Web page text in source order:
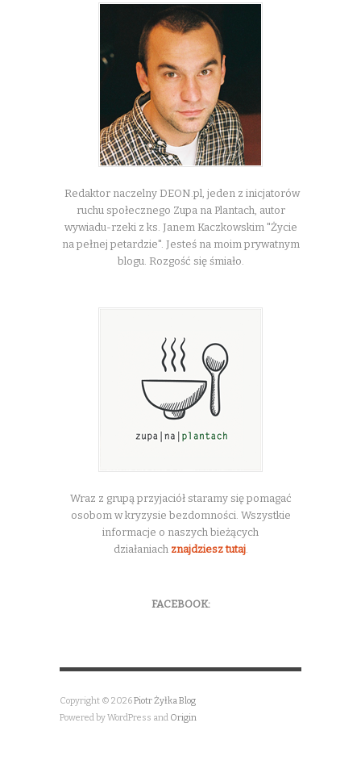
Redaktor naczelny DEON.pl, jeden z inicjatorów
ruchu społecznego Zupa na Plantach, autor
wywiadu-rzeki z ks. Janem Kaczkowskim "Życie
na pełnej petardzie". Jesteś na moim prywatnym
blogu. Rozgość się śmiało.
Wraz z grupą przyjaciół staramy się pomagać
osobom w kryzysie bezdomności. Wszystkie
informacje o naszych bieżących
działaniach znajdziesz tutaj.
FACEBOOK:
Copyright © 2026Piotr Żyłka Blog
Powered by WordPress and Origin